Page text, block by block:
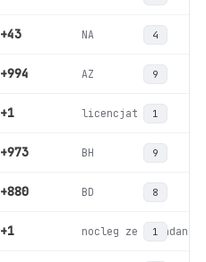
+43 NA 4
+994 AZ 9
+1 licencjat 1
+973 BH 9
+880 BD 8
+1 nocleg ze śniadaniem
1